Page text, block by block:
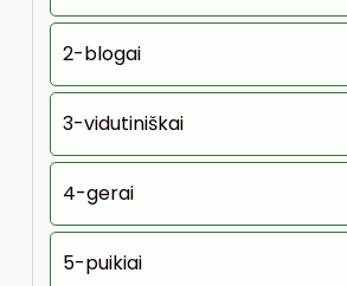
2-blogai
3-vidutiniškai
4-gerai
5-puikiai